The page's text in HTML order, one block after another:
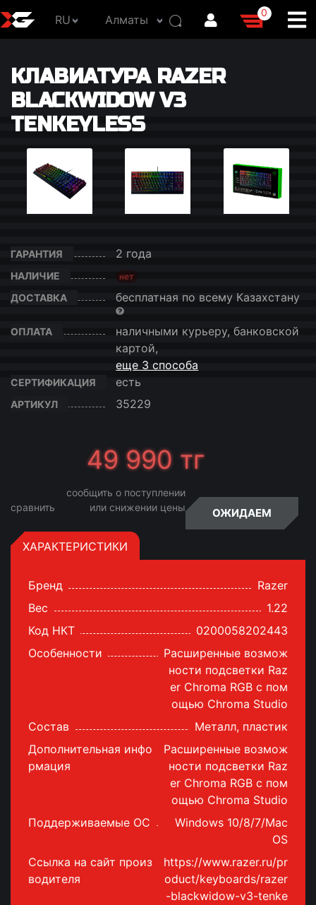
RU Алматы
0
КЛАВИАТУРА RAZER
BLACKWIDOW V3
TENKEYLESS
ГАРАНТИЯ 2 года
НАЛИЧИЕ нет
ДОСТАВКА бесплатная по всему Казахстану
ОПЛАТА
наличными курьеру, банковской
картой,
еще 3 способа
СЕРТИФИКАЦИЯ есть
АРТИКУЛ 35229
49 990тг
ОЖИДАЕМ
сравнить
сообщить о поступлении
или снижении цены
ХАРАКТЕРИСТИКИ
Бренд
Razer
Вес
1.22
Код НКТ
0200058202443
Особенности
Расширенные возмож
ности подсветки Raz
er Chroma RGB с пом
ощью Chroma Studio
Состав
Металл, пластик
Дополнительная инфо
рмация
Расширенные возмож
ности подсветки Raz
er Chroma RGB с пом
ощью Chroma Studio
Поддерживаемые ОС
Windows 10/8/7/Mac
OS
Ссылка на сайт произ
водителя
https://www.razer.ru/pr
oduct/keyboards/razer
-blackwidow-v3-tenke